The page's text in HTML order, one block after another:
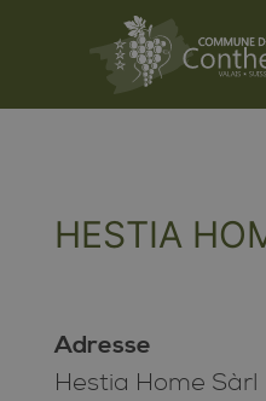
HESTIA
Adresse
Hestia Home Sàrl